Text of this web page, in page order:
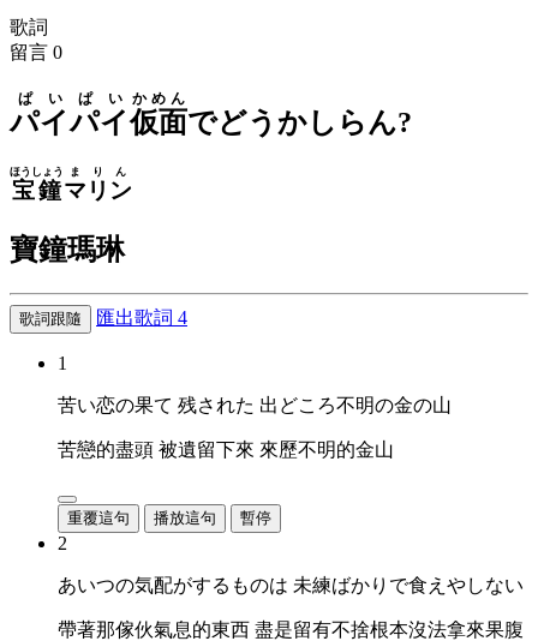
歌詞
留言 0
パイ
ぱい
パイ
ぱい
仮面
かめん
でどうかしらん?
宝鐘
ほうしょう
マリン
まりん
寶鐘瑪琳
歌詞跟隨 匯出歌詞 4
1
苦い恋の果て 残された 出どころ不明の金の山
苦戀的盡頭 被遺留下來 來歷不明的金山
重覆這句 播放這句 暫停
2
あいつの気配がするものは 未練ばかりで食えやしない
帶著那傢伙氣息的東西 盡是留有不捨根本沒法拿來果腹